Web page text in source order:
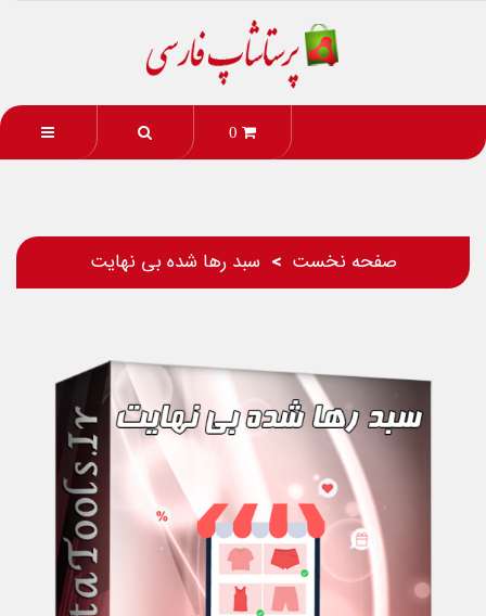
0
صفحه نخست سبد رها شده بی نهایت